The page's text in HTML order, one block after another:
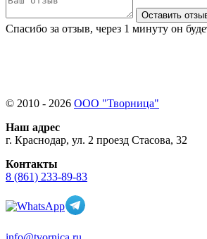
Оставить
Спасибо за отзыв, через 1 минуту он
© 2010 - 2026 ООО "Творница"
Наш адрес
г. Краснодар, ул. 2 проезд Стасова, 32
Контакты
8 (861) 233-89-83